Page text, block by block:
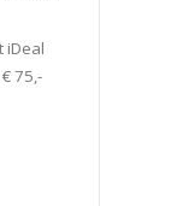
iDeal
75,-